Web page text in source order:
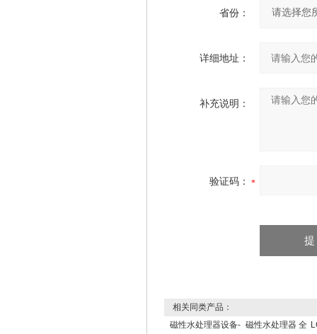
省份：
详细地址：
补充说明：
验证码：
相关同类产品：
磁性水处理器设备- 磁性水处理器 全